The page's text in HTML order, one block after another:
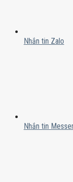
Nhắn tin Zalo
Nhắn tin